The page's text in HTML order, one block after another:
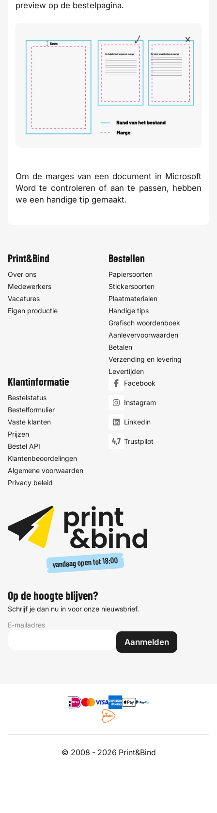
preview op de bestelpagina.
Om de marges van een document in Microsoft
Word te controleren of aan te passen, hebben
we een handige tip gemaakt.
Print&Bind
Over ons
Medewerkers
Vacatures
Eigen productie
Bestellen
Papiersoorten
Stickersoorten
Plaatmaterialen
Handige tips
Grafisch woordenboek
Aanlevervoorwaarden
Betalen
Verzending en levering
Levertijden
Klantinformatie
Bestelstatus
Bestelformulier
Vaste klanten
Prijzen
Bestel API
Klantenbeoordelingen
Algemene voorwaarden
Privacy beleid
Facebook
Instagram
Linkedin
4,7 Trustpilot
vandaag open tot18:00
Op de hoogte blijven?
Schrijf je dan nu in voor onze nieuwsbrief.
E-mailadres
Aanmelden
© 2008 - 2026 Print&Bind